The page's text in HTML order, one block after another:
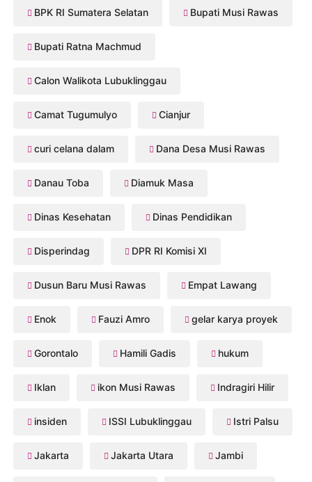
BPK RI Sumatera Selatan Bupati Musi Rawas
Bupati Ratna Machmud
Calon Walikota Lubuklinggau
Camat Tugumulyo Cianjur
curi celana dalam Dana Desa Musi Rawas
Danau Toba Diamuk Masa
Dinas Kesehatan Dinas Pendidikan
Disperindag DPR RI Komisi XI
Dusun Baru Musi Rawas Empat Lawang
Enok Fauzi Amro gelar karya proyek
Gorontalo Hamili Gadis hukum
Iklan ikon Musi Rawas Indragiri Hilir
insiden ISSI Lubuklinggau Istri Palsu
Jakarta Jakarta Utara Jambi